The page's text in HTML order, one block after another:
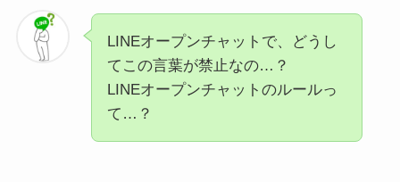
LINEオープンチャットで、どうし
てこの言葉が禁止なの…？
LINEオープンチャットのルールっ
て…？